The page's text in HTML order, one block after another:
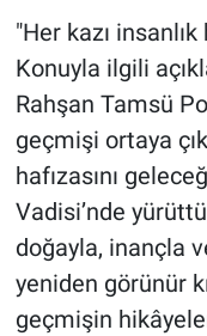
"Her kazı insanlık
Konuyla ilgili
Rahşan Tamsü
geçmişi ortaya
hafızasını
Vadisi’nde
doğayla, inançla
yeniden görünür
geçmişin